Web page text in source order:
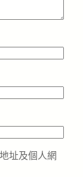
址及個人網